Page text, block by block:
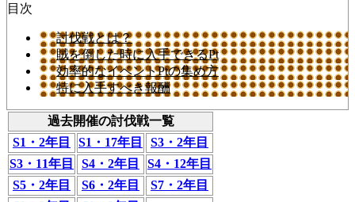
目次
討伐戦とは？
賊を倒した時に入手できるPt
効率的なイベントPtの集め方
特に入手すべき報酬
過去開催の討伐戦一覧
S1・2年目
S1・17年目
S3・2年目
S3・11年目
S4・2年目
S4・12年目
S5・2年目
S6・2年目
S7・2年目